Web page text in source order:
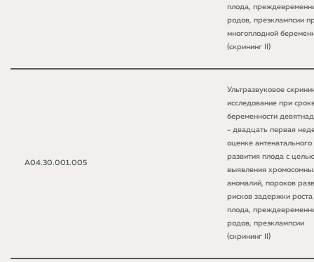
плода,
родов, преэклампсии
многоплодной
(скрининг II)
A04.30.001.005
Ультразвуковое
исследование при
беременности
- двадцать первая
оценке антенатального
развития плода с
выявления
аномалий, пороков
рисков задержки роста
плода,
родов, преэклампсии
(скрининг II)